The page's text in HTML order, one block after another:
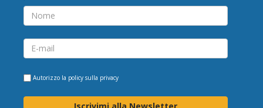
Autorizzo la policy sulla privacy